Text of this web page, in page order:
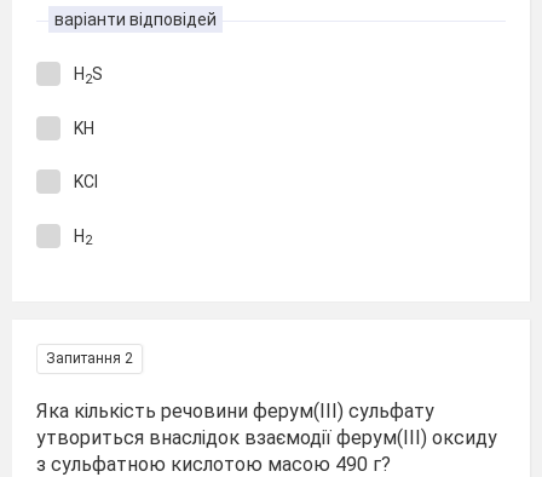
варіанти відповідей
H 2S
KH
KCl
H2
Запитання 2
Яка кількість речовини ферум(ІІІ) сульфату
утвориться внаслідок взаємодії ферум(ІІІ) оксиду
з сульфатною кислотою масою 490 г?